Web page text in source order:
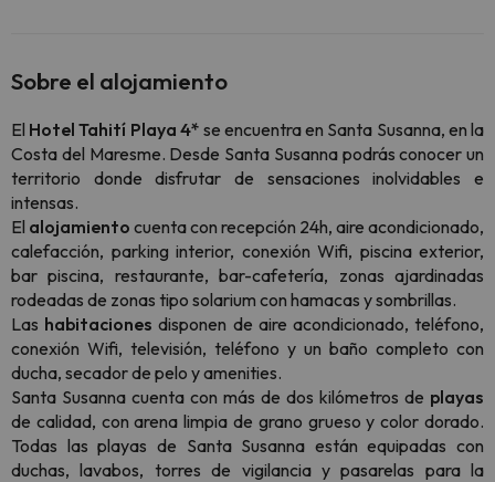
Sobre el alojamiento
El Hotel Tahití Playa 4* se encuentra en Santa Susanna, en la
Costa del Maresme. Desde Santa Susanna podrás conocer un
territorio donde disfrutar de sensaciones inolvidables e
intensas.
El alojamiento cuenta con recepción 24h, aire acondicionado,
calefacción, parking interior, conexión Wifi, piscina exterior,
bar piscina, restaurante, bar-cafetería, zonas ajardinadas
rodeadas de zonas tipo solarium con hamacas y sombrillas.
Las habitacionesdisponen de aire acondicionado, teléfono,
conexión Wifi, televisión, teléfono y un baño completo con
ducha, secador de pelo y amenities.
Santa Susanna cuenta con más de dos kilómetros de playas
de calidad, con arena limpia de grano grueso y color dorado.
Todas las playas de Santa Susanna están equipadas con
duchas, lavabos, torres de vigilancia y pasarelas para la